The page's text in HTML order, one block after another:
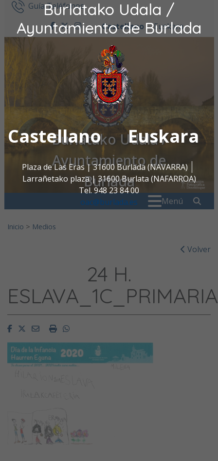
Burlatako Udala /
Ayuntamiento de Burlada
Castellano Euskara
Plaza de Las Eras | 31600 Burlada (NAVARRA)
Larrañetako plaza | 31600 Burlata (NAFARROA)
Tel. 948 23 84 00
oac@burlada.es
Ir al contenidoGuía Teléfonos
facebook
twitter
instagram
Castellano Euskara
Burlatako Udala /
Ayuntamiento de
Burlada
Menú
Inicio > Medios
Volver
24 H.
ESLAVA_1C_PRIMARIA
FacebookTwitterEmailImprimirWhatsapp